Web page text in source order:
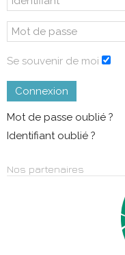
Se souvenir de moi
Connexion
Mot de passe oublié ?
Identifiant oublié ?
Nos partenaires